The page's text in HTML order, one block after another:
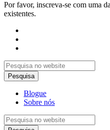
Por favor, inscreva-se com uma
existentes.
Blogue
Sobre nós